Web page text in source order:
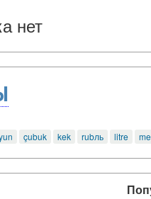
нет
çubuk kek rubль litre